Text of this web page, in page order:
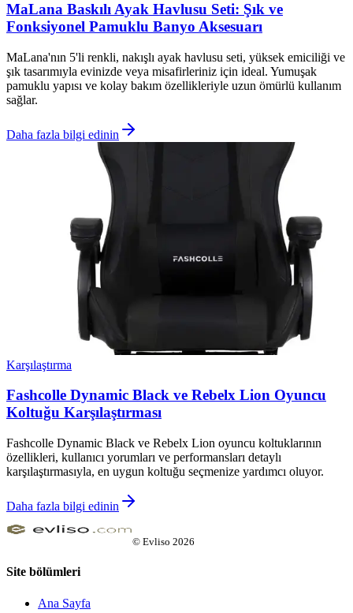
MaLana Baskılı Ayak Havlusu Seti: Şık ve
Fonksiyonel Pamuklu Banyo Aksesuarı
MaLana'nın 5'li renkli, nakışlı ayak havlusu seti, yüksek emiciliği ve
şık tasarımıyla evinizde veya misafirleriniz için ideal. Yumuşak
pamuklu yapısı ve kolay bakım özellikleriyle uzun ömürlü kullanım
sağlar.
Daha fazla bilgi edinin
Karşılaştırma
Fashcolle Dynamic Black ve Rebelx Lion Oyuncu
Koltuğu Karşılaştırması
Fashcolle Dynamic Black ve Rebelx Lion oyuncu koltuklarının
özellikleri, kullanıcı yorumları ve performansları detaylı
karşılaştırmasıyla, en uygun koltuğu seçmenize yardımcı oluyor.
Daha fazla bilgi edinin
© Evliso 2026
Site bölümleri
Ana Sayfa